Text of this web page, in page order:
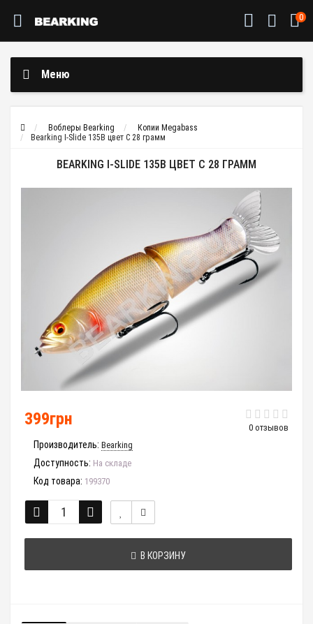
0
Меню
Воблеры Bearking
Копии Megabass
Bearking I-Slide 135B цвет C 28 грамм
BEARKING I-SLIDE 135B ЦВЕТ C 28 ГРАММ
0 отзывов
399грн
Производитель: Bearking
Доступность: На складе
Код товара: 199370
В КОРЗИНУ